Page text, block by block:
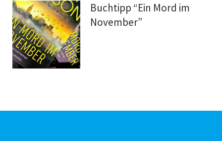
Buchtipp “Ein Mord im
November”